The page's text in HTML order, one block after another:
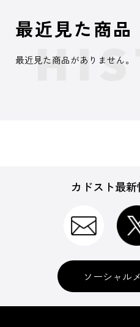
最近見た商品
最近見た商品がありません。
カドスト最
ソーシャル